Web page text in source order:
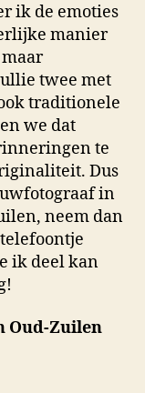
ik de emoties
manier
maar
twee met
traditionele
we dat
te
Dus
in
neem dan
ik deel kan
Oud-Zuilen